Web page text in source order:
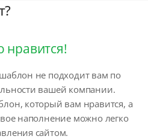
нравится!
не подходит вам по
вашей компании.
который вам нравится, а
наполнение можно легко
сайтом.